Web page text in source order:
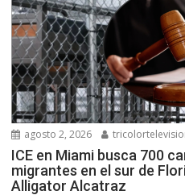
agosto 2, 2026
ICE en Miami busca 700
migrantes en el sur de
Alligator Alcatraz